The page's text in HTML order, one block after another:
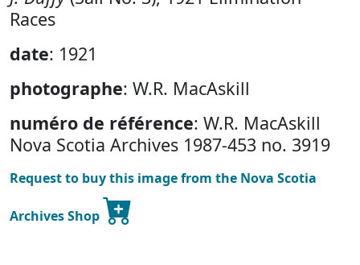
Races
date: 1921
photographe: W.R. MacAskill
numéro de référence: W.R. MacAskill
Nova Scotia Archives 1987-453 no. 3919
Request to buy this image from the Nova Scotia
Archives Shop